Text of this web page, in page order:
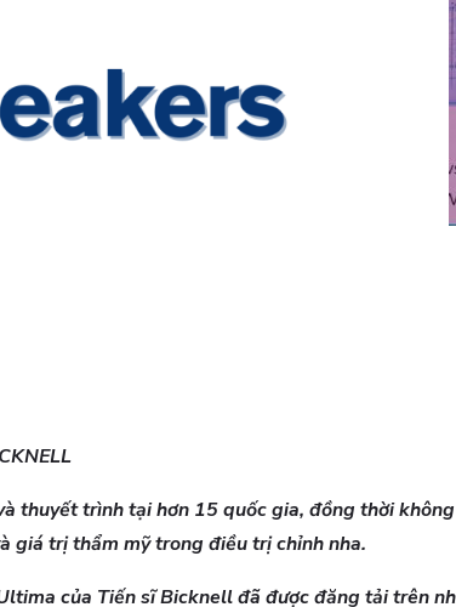
thuyết trình tại hơn 15 quốc gia, đồng thời
giá trị thẩm mỹ trong điều trị chỉnh nha.
của Tiến sĩ Bicknell đã được đăng tải trên